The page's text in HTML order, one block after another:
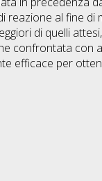
reazione al fine di
di quelli
confrontata con
efficace per